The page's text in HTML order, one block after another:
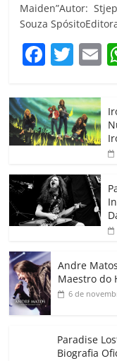
Maiden”Autor:
Souza
F
c
e
b
o
o
k
T
itt
er
E
Andre
Maestro do
6 de
Paradise
Biografia